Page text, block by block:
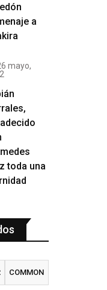
a
mayo,
toda una
COMMON